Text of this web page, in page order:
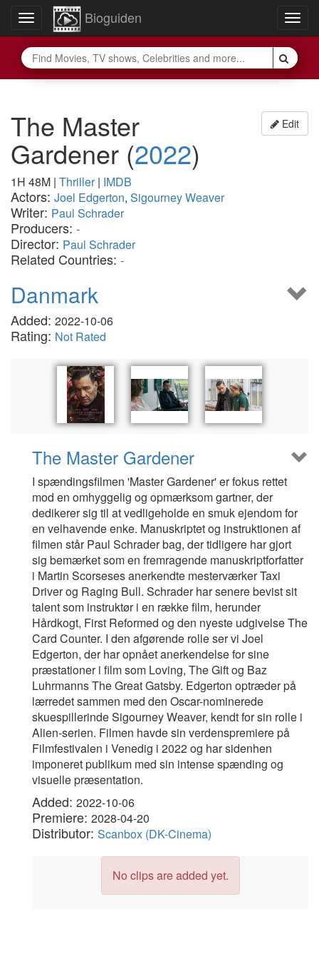
Toggle
navigation
Bioguiden
Edit
The Master
Gardener (2022)
1H 48M | Thriller| IMDB
Actors: Joel Edgerton, Sigourney Weaver
Writer: Paul Schrader
Producers: -
Director: Paul Schrader
Related Countries: -
Danmark
Added: 2022-10-06
Rating: Not Rated
The Master Gardener
I spændingsfilmen 'Master Gardener' er fokus rettet
mod en omhyggelig og opmærksom gartner, der
dedikerer sig til at vedligeholde en smuk ejendom for
en velhavende enke. Manuskriptet og instruktionen af
filmen står Paul Schrader bag, der tidligere har gjort
sig bemærket som en fremragende manuskriptforfatter
i Martin Scorseses anerkendte mesterværker Taxi
Driver og Raging Bull. Schrader har senere bevist sit
talent som instruktør i en række film, herunder
Hårdkogt, First Reformed og den nyeste udgivelse The
Card Counter. I den afgørende rolle ser vi Joel
Edgerton, der har opnået anerkendelse for sine
præstationer i film som Loving, The Gift og Baz
Luhrmanns The Great Gatsby. Edgerton optræder på
lærredet sammen med den Oscar-nominerede
skuespillerinde Sigourney Weaver, kendt for sin rolle i
Alien-serien. Filmen havde sin verdenspremiere på
Filmfestivalen i Venedig i 2022 og har sidenhen
imponeret publikum med sin intense spænding og
visuelle præsentation.
Added: 2022-10-06
Premiere: 2028-04-20
Distributor: Scanbox (DK-Cinema)
No clips are added yet.